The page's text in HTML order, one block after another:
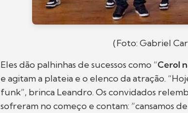
(Foto: Gabriel
Eles dão palhinhas de sucessos como “Cerol
e agitam a plateia e o elenco da atração.
funk”, brinca Leandro. Os convidados
sofreram no começo e contam: “cansamos